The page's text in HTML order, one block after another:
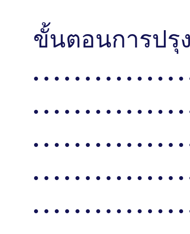
ขั้นตอนการปรุง. .
. . . . . . . . . . . . . .
. . . . . . . . . . . . . .
. . . . . . . . . . . . . .
. . . . . . . . . . . . . .
. . . . . . . . . . . . . .